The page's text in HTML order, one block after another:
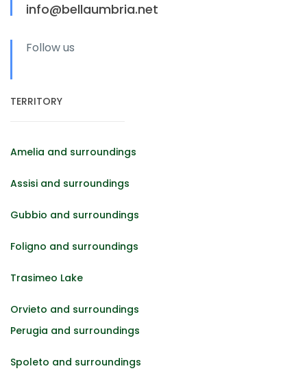
info@bellaumbria.net
Follow us
TERRITORY
Amelia and surroundings
Assisi and surroundings
Gubbio and surroundings
Foligno and surroundings
Trasimeo Lake
Orvieto and surroundings
Perugia and surroundings
Spoleto and surroundings